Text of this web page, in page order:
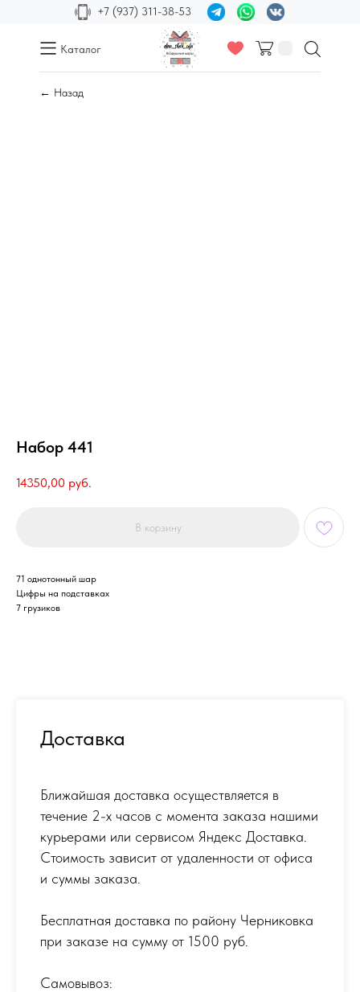
+7 (937) 311-38-53
Каталог
← Назад
Набор 441
14350,00 руб.
В корзину
71 однотонный шар
Цифры на подставках
7 грузиков
Доставка
Ближайшая доставка осуществляется в
течение 2-х часов с момента заказа нашими
курьерами или сервисом Яндекс Доставка.
Стоимость зависит от удаленности от офиса
и суммы заказа.
Бесплатная доставка по району Черниковка
при заказе на сумму от 1500 руб.
Самовывоз: